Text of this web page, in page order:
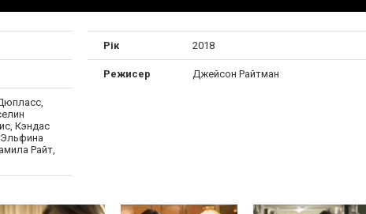
Кэндас
Райт,
Рік 2018
Режисер Джейсон Райтман